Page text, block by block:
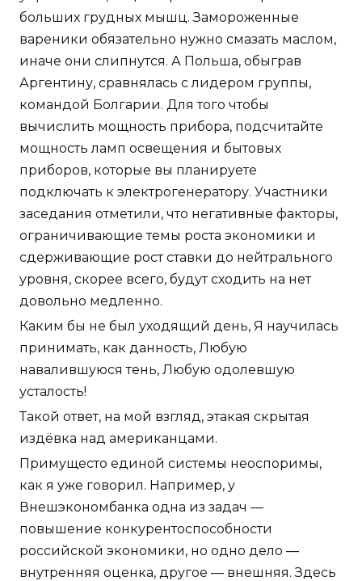
больших грудных мышц. Замороженные
вареники обязательно нужно смазать маслом,
иначе они слипнутся. А Польша, обыграв
Аргентину, сравнялась с лидером группы,
командой Болгарии. Для того чтобы
вычислить мощность прибора, подсчитайте
мощность ламп освещения и бытовых
приборов, которые вы планируете
подключать к электрогенератору. Участники
заседания отметили, что негативные факторы,
ограничивающие темы роста экономики и
сдерживающие рост ставки до нейтрального
уровня, скорее всего, будут сходить на нет
довольно медленно.
Каким бы не был уходящий день, Я научилась
принимать, как данность, Любую
навалившуюся тень, Любую одолевшую
усталость!
Такой ответ, на мой взгляд, этакая скрытая
издёвка над американцами.
Примущесто единой системы неоспоримы,
как я уже говорил. Например, у
Внешэкономбанка одна из задач —
повышение конкурентоспособности
российской экономики, но одно дело —
внутренняя оценка, другое — внешняя. Здесь